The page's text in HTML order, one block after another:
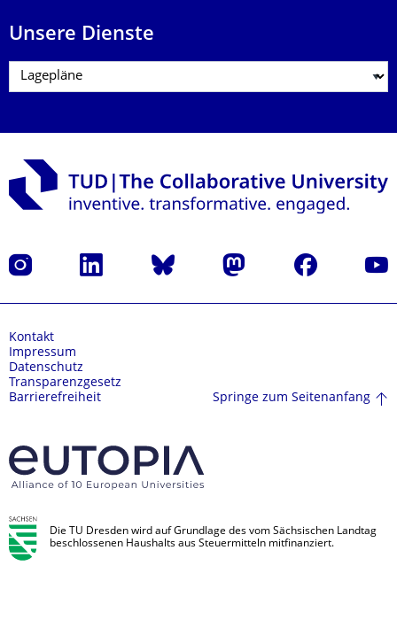
Unsere Dienste
Instagram LinkedIn Bluesky Mastodon Facebook
Kontakt
Impressum
Datenschutz
Transparenzgesetz
Barrierefreiheit
Springe zum Seitenanfang
Die TU Dresden wird auf Grundlage des vom Sächsischen Landtag
beschlossenen Haushalts aus Steuermitteln mitfinanziert.